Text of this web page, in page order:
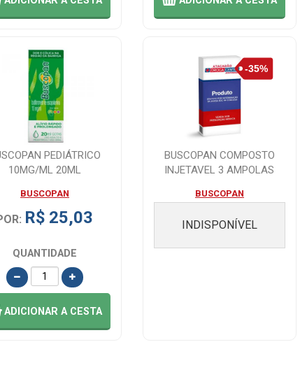
PEDIÁTRICO
10MG/ML 20ML
BUSCOPAN
R$ 25,03
QUANTIDADE
ADICIONARA CESTA
BUSCOPAN COMPOSTO
INJETAVEL 3 AMPOLAS
BUSCOPAN
INDISPONÍVEL